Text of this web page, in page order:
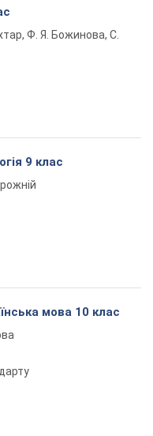
Ф. Я. Божинова, С.
9 клас
мова 10 клас